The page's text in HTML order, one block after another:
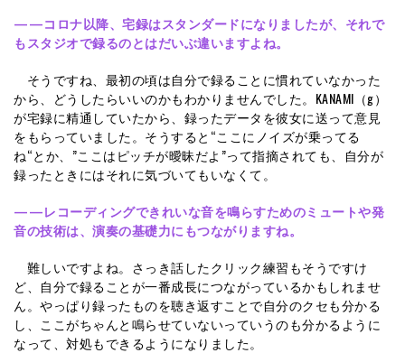
——コロナ以降、宅録はスタンダードになりましたが、それで
もスタジオで録るのとはだいぶ違いますよね。
そうですね、最初の頃は自分で録ることに慣れていなかった
から、どうしたらいいのかもわかりませんでした。KANAMI（g）
が宅録に精通していたから、録ったデータを彼女に送って意見
をもらっていました。そうすると“ここにノイズが乗ってる
ね“とか、”ここはピッチが曖昧だよ”って指摘されても、自分が
録ったときにはそれに気づいてもいなくて。
——レコーディングできれいな音を鳴らすためのミュートや発
音の技術は、演奏の基礎力にもつながりますね。
難しいですよね。さっき話したクリック練習もそうですけ
ど、自分で録ることが一番成長につながっているかもしれませ
ん。やっぱり録ったものを聴き返すことで自分のクセも分かる
し、ここがちゃんと鳴らせていないっていうのも分かるように
なって、対処もできるようになりました。